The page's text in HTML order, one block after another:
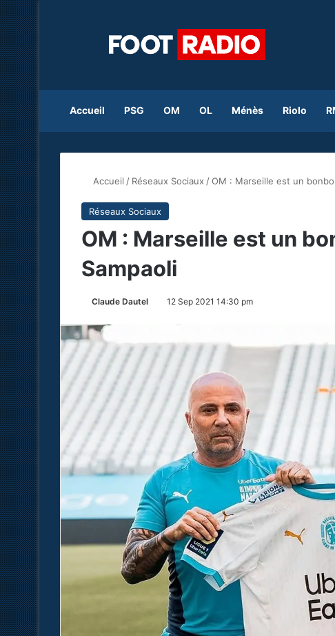
Accueil PSG OM OL Ménès Riolo
Accueil / Réseaux Sociaux /OM : Marseille est un
Réseaux Sociaux
OM : Marseille est un
Sampaoli
Claude Dautel 12 Sep 2021 14:30 pm